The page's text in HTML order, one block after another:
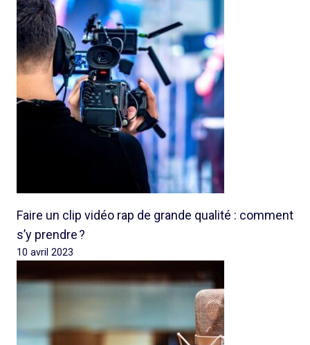
Faire un clip vidéo rap de grande qualité : comment
s’y prendre ?
10 avril 2023